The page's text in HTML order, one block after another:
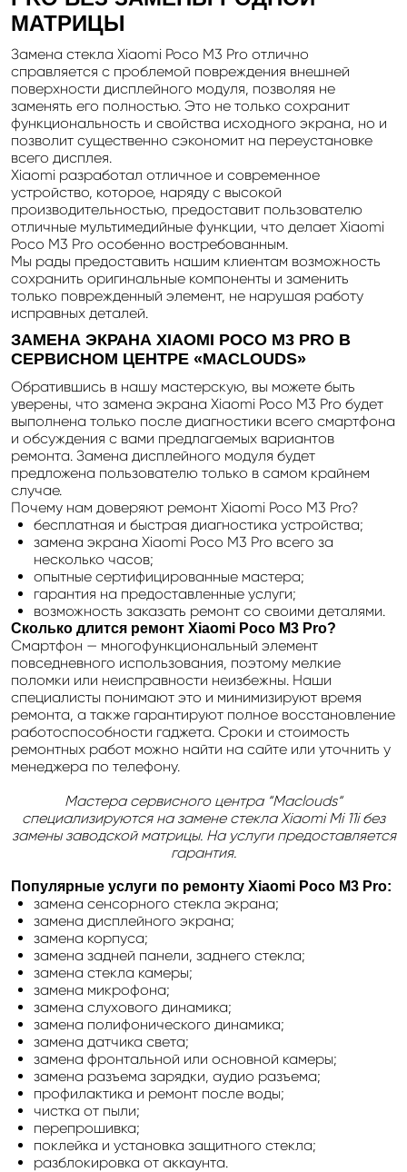
МАТРИЦЫ
Замена стекла Xiaomi Poco M3 Pro отлично
справляется с проблемой повреждения внешней
поверхности дисплейного модуля, позволяя не
заменять его полностью. Это не только сохранит
функциональность и свойства исходного экрана, но и
позволит существенно сэкономит на переустановке
всего дисплея.
Xiaomi разработал отличное и современное
устройство, которое, наряду с высокой
производительностью, предоставит пользователю
отличные мультимедийные функции, что делает Xiaomi
Poco M3 Pro особенно востребованным.
Мы рады предоставить нашим клиентам возможность
сохранить оригинальные компоненты и заменить
только поврежденный элемент, не нарушая работу
исправных деталей.
ЗАМЕНА ЭКРАНА XIAOMI POCO M3 PRO В
СЕРВИСНОМ ЦЕНТРЕ «MACLOUDS»
Обратившись в нашу мастерскую, вы можете быть
уверены, что замена экрана Xiaomi Poco M3 Pro будет
выполнена только после диагностики всего смартфона
и обсуждения с вами предлагаемых вариантов
ремонта. Замена дисплейного модуля будет
предложена пользователю только в самом крайнем
случае.
Почему нам доверяют ремонт Xiaomi Poco M3 Pro?
бесплатная и быстрая диагностика устройства;
замена экрана Xiaomi Poco M3 Pro всего за
несколько часов;
опытные сертифицированные мастера;
гарантия на предоставленные услуги;
возможность заказать ремонт со своими деталями.
Сколько длится ремонт Xiaomi Poco M3 Pro?
Смартфон — многофункциональный элемент
повседневного использования, поэтому мелкие
поломки или неисправности неизбежны. Наши
специалисты понимают это и минимизируют время
ремонта, а также гарантируют полное восстановление
работоспособности гаджета. Сроки и стоимость
ремонтных работ можно найти на сайте или уточнить у
менеджера по телефону.
Мастера сервисного центра “Maclouds“
специализируются на замене стекла Xiaomi Mi 11i без
замены заводской матрицы. На услуги предоставляется
гарантия.
Популярные услуги по ремонту Xiaomi Poco M3 Pro:
замена сенсорного стекла экрана;
замена дисплейного экрана;
замена корпуса;
замена задней панели, заднего стекла;
замена стекла камеры;
замена микрофона;
замена слухового динамика;
замена полифонического динамика;
замена датчика света;
замена фронтальной или основной камеры;
замена разъема зарядки, аудио разъема;
профилактика и ремонт после воды;
чистка от пыли;
перепрошивка;
поклейка и установка защитного стекла;
разблокировка от аккаунта.